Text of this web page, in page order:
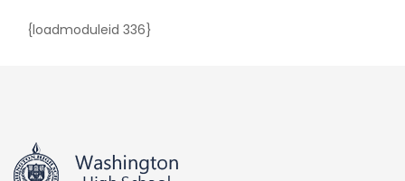
{loadmoduleid 336}